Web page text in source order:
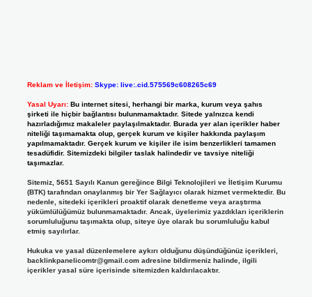
Reklam ve İletişim: Skype: live:.cid.575569c608265c69
Yasal Uyarı: Bu internet sitesi, herhangi bir marka, kurum veya şahıs
şirketi ile hiçbir bağlantısı bulunmamaktadır. Sitede yalnızca kendi
hazırladığımız makaleler paylaşılmaktadır. Burada yer alan içerikler haber
niteliği taşımamakta olup, gerçek kurum ve kişiler hakkında paylaşım
yapılmamaktadır. Gerçek kurum ve kişiler ile isim benzerlikleri tamamen
tesadüfidir. Sitemizdeki bilgiler taslak halindedir ve tavsiye niteliği
taşımazlar.
Sitemiz, 5651 Sayılı Kanun gereğince Bilgi Teknolojileri ve İletişim Kurumu
(BTK) tarafından onaylanmış bir Yer Sağlayıcı olarak hizmet vermektedir. Bu
nedenle, sitedeki içerikleri proaktif olarak denetleme veya araştırma
yükümlülüğümüz bulunmamaktadır. Ancak, üyelerimiz yazdıkları içeriklerin
sorumluluğunu taşımakta olup, siteye üye olarak bu sorumluluğu kabul
etmiş sayılırlar.
Hukuka ve yasal düzenlemelere aykırı olduğunu düşündüğünüz içerikleri,
backlinkpanelicomtr@gmail.comadresine bildirmeniz halinde, ilgili
içerikler yasal süre içerisinde sitemizden kaldırılacaktır.